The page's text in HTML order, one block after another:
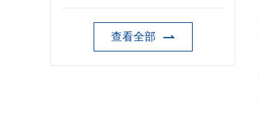
查看全部